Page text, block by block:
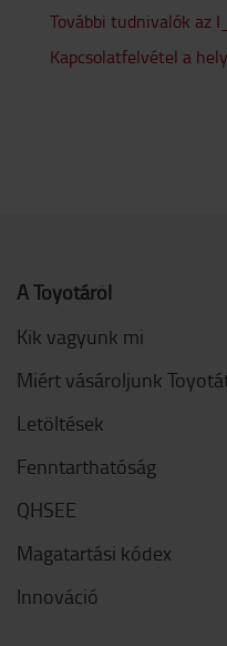
További tudnivalók az
Kapcsolatfelvétel a
A Toyotáról
Kik vagyunk mi
Miért vásároljunk
Letöltések
Fenntarthatóság
QHSEE
Magatartási kódex
Innováció